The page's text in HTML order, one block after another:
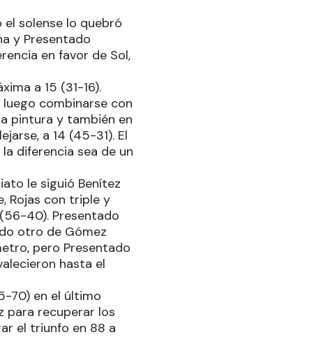
solense lo quebró
y Presentado
en favor de Sol,
a 15 (31-16).
combinarse con
pintura y también en
a 14 (45-31). El
diferencia sea de un
le siguió Benítez
Rojas con triple y
40). Presentado
otro de Gómez
pero Presentado
hasta el
70) en el último
para recuperar los
el triunfo en 88 a